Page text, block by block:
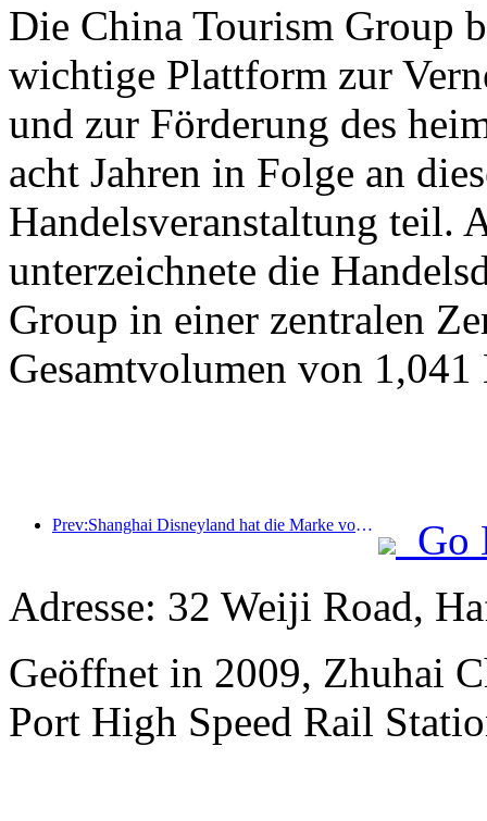
Die China Tourism Group
wichtige Plattform zur
und zur Förderung des
acht Jahren in Folge an
Handelsveranstaltung teil.
unterzeichnete die
Group in einer zentralen
Gesamtvolumen von
Prev:Shanghai Disneyland hat die Marke von 100 Millionen Besuchern überschritten und wird um ein viertes Themenhotel erweitert.
Go
Adresse: 32 Weiji Road,
Geöffnet in 2009, Zhuhai
Port High Speed Rail